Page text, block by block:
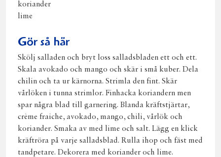
koriander
lime
Gör så här
Skölj salladen och bryt loss salladsbladen ett och ett.
Skala avokado och mango och skär i små kuber. Dela
chilin och ta ur kärnorna. Strimla den fint. Skär
vårlöken i tunna strimlor. Finhacka koriandern men
spar några blad till garnering. Blanda kräftstjärtar,
crème fraiche, avokado, mango, chili, vårlök och
koriander. Smaka av med lime och salt. Lägg en klick
kräftröra på varje salladsblad. Rulla ihop och fäst med
tandpetare. Dekorera med koriander och lime.